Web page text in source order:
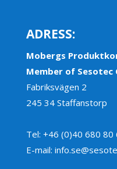
ADRESS:
Mobergs
Member of Sesotec
Fabriksvägen 2
245 34 Staffanstorp
Tel: +46 (0)40 680 80
E-mail: